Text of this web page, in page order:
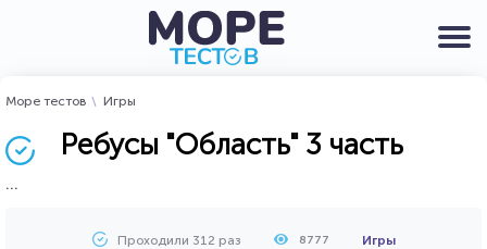
Море тестов Игры
Ребусы "Область" 3 часть
...
Проходили 312 раз 8777 Игры